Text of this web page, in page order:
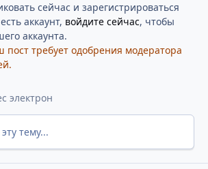
сейчас и зарегистрироваться
аккаунт, войдите сейчас, чтобы
аккаунта.
пост требует одобрения модератора
тему...